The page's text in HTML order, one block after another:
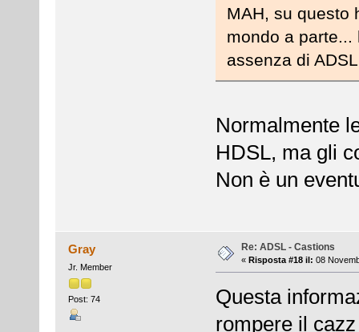
MAH, su questo
mondo a
assenza di
Normalmente
HDSL, ma gli
Non è un
Gray
Jr. Member
Post: 74
Re: ADSL - Castions
« Risposta #18 il: 08
Questa
rompere il